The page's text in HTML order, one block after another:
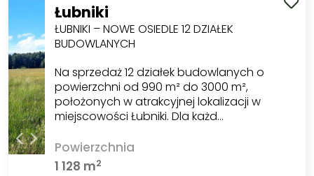
Łubniki
ŁUBNIKI – NOWE OSIEDLE 12 DZIAŁEK
BUDOWLANYCH
Na sprzedaż 12 działek budowlanych o
powierzchni od 990 m² do 3000 m²,
położonych w atrakcyjnej lokalizacji w
miejscowości Łubniki. Dla każd…
Powierzchnia
1 128 m2